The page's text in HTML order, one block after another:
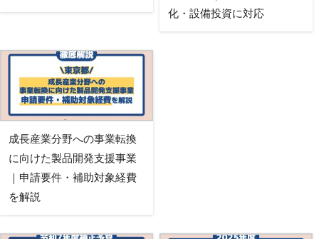
化・設備投資に対応
成長産業分野への事業転換
に向けた製品開発支援事業
｜申請要件・補助対象経費
を解説